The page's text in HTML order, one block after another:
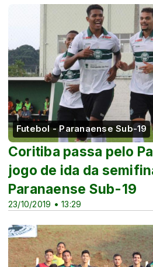
Futebol - Paranaense Sub-19
23/10/2019 • 13:29
Coritiba passa pelo
jogo de ida da
Paranaense Sub-19